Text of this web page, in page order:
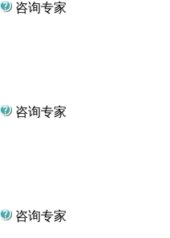
咨询专家
咨询专家
咨询专家